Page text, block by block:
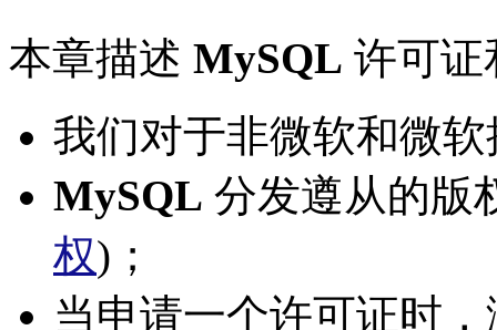
本章描述 MySQL 许可证
我们对于非微软和微
MySQL 分发遵从的版
权)；
当申请一个许可证时